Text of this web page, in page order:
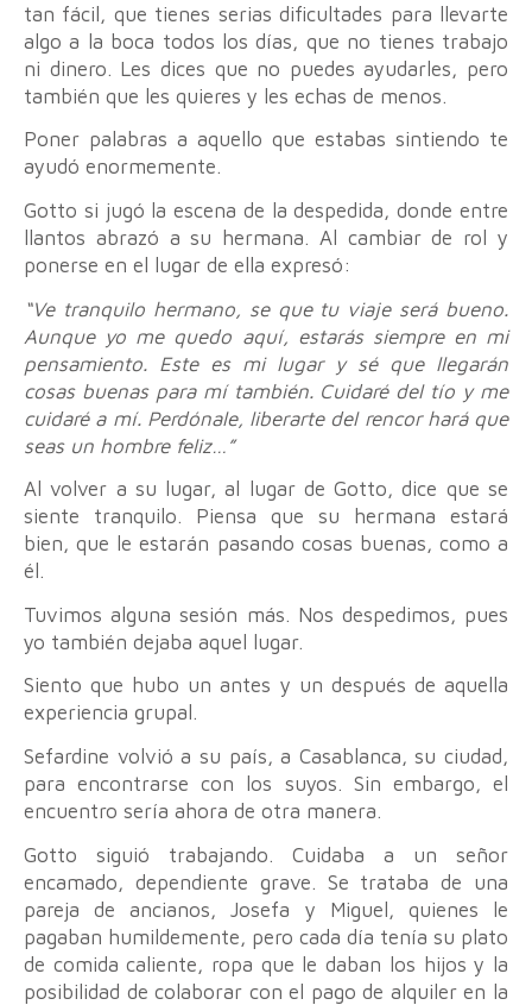
tan fácil, que tienes serias dificultades para llevarte
algo a la boca todos los días, que no tienes trabajo
ni dinero. Les dices que no puedes ayudarles, pero
también que les quieres y les echas de menos.
Poner palabras a aquello que estabas sintiendo te
ayudó enormemente.
Gotto si jugó la escena de la despedida, donde entre
llantos abrazó a su hermana. Al cambiar de rol y
ponerse en el lugar de ella expresó:
“Ve tranquilo hermano, se que tu viaje será bueno.
Aunque yo me quedo aquí, estarás siempre en mi
pensamiento. Este es mi lugar y sé que llegarán
cosas buenas para mí también. Cuidaré del tío y me
cuidaré a mí. Perdónale, liberarte del rencor hará que
seas un hombre feliz…”
Al volver a su lugar, al lugar de Gotto, dice que se
siente tranquilo. Piensa que su hermana estará
bien, que le estarán pasando cosas buenas, como a
él.
Tuvimos alguna sesión más. Nos despedimos, pues
yo también dejaba aquel lugar.
Siento que hubo un antes y un después de aquella
experiencia grupal.
Sefardine volvió a su país, a Casablanca, su ciudad,
para encontrarse con los suyos. Sin embargo, el
encuentro sería ahora de otra manera.
Gotto siguió trabajando. Cuidaba a un señor
encamado, dependiente grave. Se trataba de una
pareja de ancianos, Josefa y Miguel, quienes le
pagaban humildemente, pero cada día tenía su plato
de comida caliente, ropa que le daban los hijos y la
posibilidad de colaborar con el pago de alquiler en la